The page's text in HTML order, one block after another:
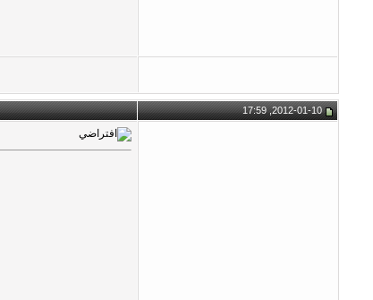
2012-01-10, 17:59